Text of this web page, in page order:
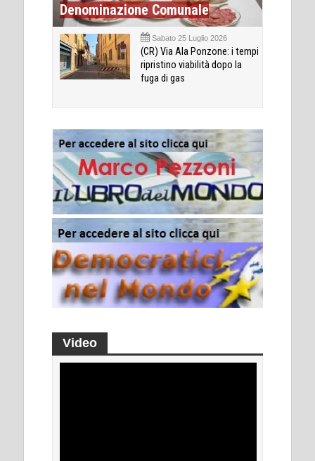
Denominazione Comunale
Sabato 25 Luglio 2026
(CR) Via Ala Ponzone: i tempi
ripristino viabilità dopo la
fuga di gas
Video